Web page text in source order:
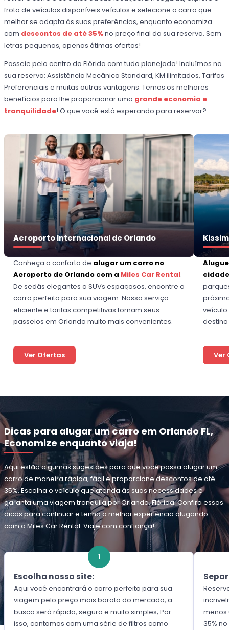
frota de veículos disponíveis veículos e selecione o carro que
melhor se adapta às suas preferências, enquanto economiza
com descontos de até 35%no preço final da sua reserva. Sem
letras pequenas, apenas ótimas ofertas!
Passeie pelo centro da Flórida com tudo planejado! Incluímos na
sua reserva: Assistência Mecânica Standard, KM ilimitados, Tarifas
Preferenciais e muitas outras vantagens. Temos os melhores
benefícios para lhe proporcionar uma grande economia e
tranquilidade! O que você está esperando para reservar?
Aeroporto Internacional de Orlando
Conheça o conforto de alugar um carro no
Aeroporto de Orlando com a Miles Car Rental.
De sedãs elegantes a SUVs espaçosos, encontre o
carro perfeito para sua viagem. Nosso serviço
eficiente e tarifas competitivas tornam seus
passeios em Orlando muito mais convenientes.
Ver Ofertas Ver
Dicas para alugar um carro em Orlando FL,
Economize enquanto viaja!
Aqui estão algumas sugestões para que você possa alugar um
carro de maneira rápida, fácil e proporcione descontos de até
35%. Escolha o veículo que atenda às suas necessidades e
garanta uma viagem tranquila por Orlando, Flórida. Confira essas
dicas para continuar e tenha a melhor experiência alugando
com a Miles Car Rental. Viaje com confiança!
1
Escolha nosso site:
Aqui você encontrará o carro perfeito para sua
viagem pelo preço mais barato do mercado, a
busca será rápida, segura e muito simples; Por
isso, contamos com uma série de filtros como
menos
35%